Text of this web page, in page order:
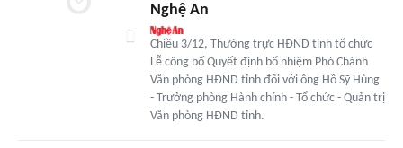
Nghệ An
Chiều 3/12, Thường trực HĐND tỉnh tổ chức
Lễ công bố Quyết định bổ nhiệm Phó Chánh
Văn phòng HĐND tỉnh đối với ông Hồ Sỹ Hùng
- Trưởng phòng Hành chính - Tổ chức - Quản trị
Văn phòng HĐND tỉnh.